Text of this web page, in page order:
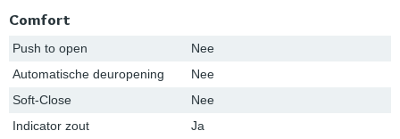
Comfort
Push to open
Nee
Automatische deuropening
Nee
Soft-Close
Nee
Indicator zout
Ja